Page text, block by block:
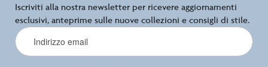
Iscriviti alla nostra newsletter per ricevere aggiornamenti
esclusivi, anteprime sulle nuove collezioni e consigli di stile.